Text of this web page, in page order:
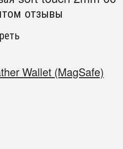
отзывы
Wallet (MagSafe)